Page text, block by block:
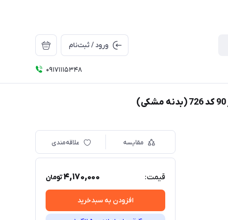
ورود / ثبت‌نام
09171115348
مقایسه علاقه‌مندی
قیمت: 4,170,000تومان
افزودن به سبدخرید